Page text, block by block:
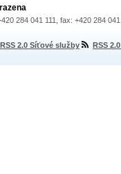
284 041 111, fax: +420 284
RSS 2.0 Síťové služby RSS